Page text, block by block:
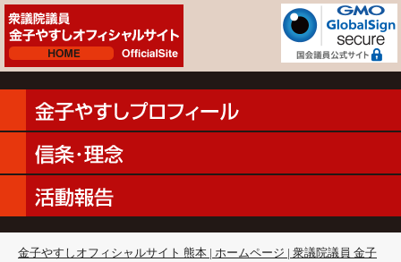
金子やすしオフィシャルサイト 熊本 | ホームページ | 衆議院議員 金子